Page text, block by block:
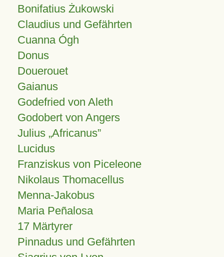
Bonifatius Żukowski
Claudius und Gefährten
Cuanna Ógh
Donus
Douerouet
Gaianus
Godefried von Aleth
Godobert von Angers
Julius Africanus
Lucidus
Franziskus von Piceleone
Nikolaus Thomacellus
Menna-Jakobus
Maria Peñalosa
17 Märtyrer
Pinnadus und Gefährten